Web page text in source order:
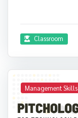
Classroom
Management Skills